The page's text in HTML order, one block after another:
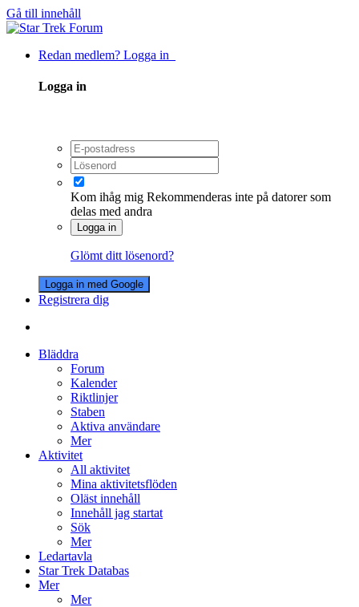
Gå till innehåll
Redan medlem? Logga in
Logga in
Kom ihåg mig Rekommenderas inte på datorer som
delas med andra
Logga in
Glömt ditt lösenord?
Logga in med Google
Registrera dig
Bläddra
Forum
Kalender
Riktlinjer
Staben
Aktiva användare
Mer
Aktivitet
All aktivitet
Mina aktivitetsflöden
Oläst innehåll
Innehåll jag startat
Sök
Mer
Ledartavla
Star Trek Databas
Mer
Mer